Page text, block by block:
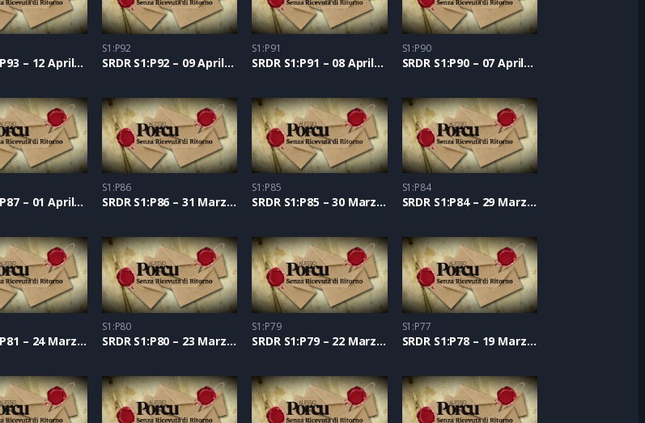
SRDR S1:P93 – 12 Aprile 2021
S1:P92
SRDR S1:P92 – 09 Aprile 2021
S1:P91
SRDR S1:P91 – 08 Aprile 2021
S1:P90
SRDR S1:P90 – 07 Aprile 2021
SRDR S1:P87 – 01 Aprile 2021
S1:P86
SRDR S1:P86 – 31 Marzo 2021
S1:P85
SRDR S1:P85 – 30 Marzo 2021
S1:P84
SRDR S1:P84 – 29 Marzo 2021
SRDR S1:P81 – 24 Marzo 2021
S1:P80
SRDR S1:P80 – 23 Marzo 2021
S1:P79
SRDR S1:P79 – 22 Marzo 2021
S1:P77
SRDR S1:P78 – 19 Marzo 2021